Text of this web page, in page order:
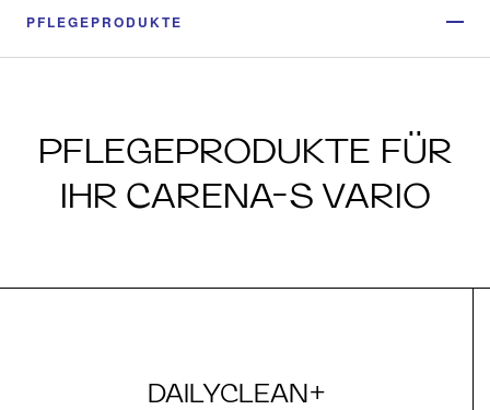
PFLEGEPRODUKTE
PFLEGEPRODUKTE FÜR
IHR CARENA-S VARIO
DAILYCLEAN+